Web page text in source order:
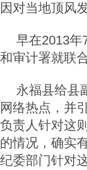
因对当地顶风
早在2013年
和审计署就联
永福县给县
网络热点，并
负责人针对这
的情况，确实
纪委部门针对